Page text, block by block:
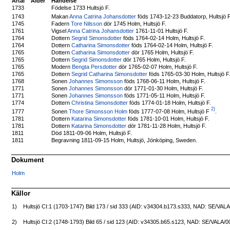
1733
Födelse 1733 Hultsjö F.
1743
MakanAnna Catrina Johansdotter föds 1743-12-23 Buddatorp, Hultsjö
1745
FadernTore Nilsson dör 1745 Holm, Hultsjö F.
1761
VigselAnna Catrina Johansdotter 1761-11-01 Hultsjö F.
1764
DotternSegrid Simonsdotter föds 1764-02-14 Holm, Hultsjö F.
1764
DotternCatharina Simonsdotter föds 1764-02-14 Holm, Hultsjö F.
1765
DotternCatharina Simonsdotter dör 1765 Holm, Hultsjö F.
1765
DotternSegrid Simonsdotter dör 1765 Holm, Hultsjö F.
1765
ModernBengta Persdotter dör 1765-02-07 Holm, Hultsjö F.
1765
DotternSegrid Catharina Simonsdotter föds 1765-03-30 Holm, Hultsjö F.
1768
SonenJohannes Simonsson föds 1768-06-11 Holm, Hultsjö F.
1771
SonenJohannes Simonsson dör 1771-01-30 Holm, Hultsjö F.
1771
SonenJohannes Simonsson föds 1771-05-11 Holm, Hultsjö F.
1774
DotternChristina Simonsdotter föds 1774-01-18 Holm, Hultsjö F.
1777
SonenThore Simonsson Holm föds 1777-07-08 Holm, Hultsjö F 2)
1781
DotternKatarina Simonsdotter föds 1781-10-01 Holm, Hultsjö F.
1781
DotternKatarina Simonsdotter dör 1781-11-28 Holm, Hultsjö F.
1811
Död 1811-09-06 Holm, Hultsjö F.
1811
Begravning 1811-09-15 Holm, Hultsjö, Jönköping, Sweden.
Dokument
Holm
Källor
1) Hultsjö CI:1 (1703-1747) Bild 173 / sid 333 (AID: v34304.b173.s333, NAD: SE/
2) Hultsjö CI:2 (1748-1793) Bild 65 / sid 123 (AID: v34305.b65.s123, NAD: SE/VALA/